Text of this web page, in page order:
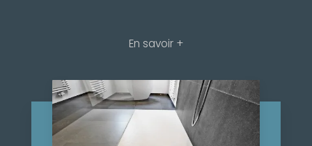
En savoir +